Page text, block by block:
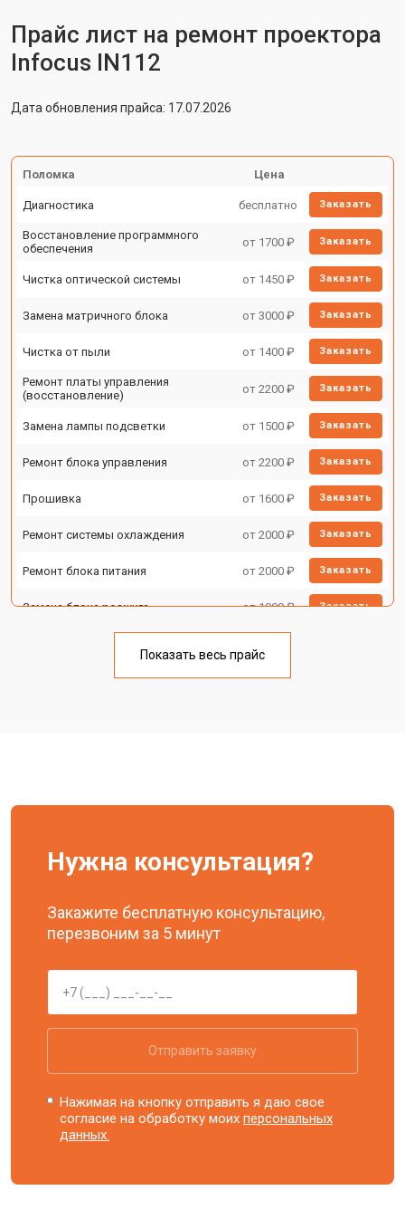
Прайс лист на ремонт проектора
Infocus IN112
Дата обновления прайса: 17.07.2026
Поломка Цена
Диагностика бесплатно Заказать
Восстановление программного
обеспечения
от 1700 ₽ Заказать
Чистка оптической системы от 1450 ₽ Заказать
Замена матричного блока от 3000 ₽ Заказать
Чистка от пыли от 1400 ₽ Заказать
Ремонт платы управления
(восстановление)
от 2200 ₽ Заказать
Замена лампы подсветки от 1500 ₽ Заказать
Ремонт блока управления от 2200 ₽ Заказать
Прошивка от 1600 ₽ Заказать
Ремонт системы охлаждения от 2000 ₽ Заказать
Ремонт блока питания от 2000 ₽ Заказать
Замена блока розжига от 1900 ₽ Заказать
Показать весь прайс
Нужна консультация?
Закажите бесплатную консультацию,
перезвоним за 5 минут
Отправить заявку
Нажимая на кнопку отправить я даю свое
согласие на обработку моихперсональных
данных.